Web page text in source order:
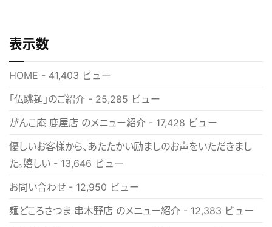
表示数
HOME - 41,403 ビュー
「仏跳麺」のご紹介 - 25,285 ビュー
がんこ庵 鹿屋店 のメニュー紹介 - 17,428 ビュー
優しいお客様から、あたたかい励ましのお声をいただきまし
た。嬉しい - 13,646 ビュー
お問い合わせ - 12,950 ビュー
麺どころさつま 串木野店 のメニュー紹介 - 12,383 ビュー